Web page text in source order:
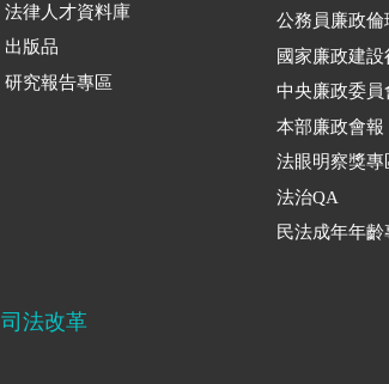
法律人才資料庫
出版品
研究報告專區
公務員廉政倫
國家廉政建
中央廉政委員
本部廉政會報
法眼明察獎專
法治QA
民法成年年齡
司法改革